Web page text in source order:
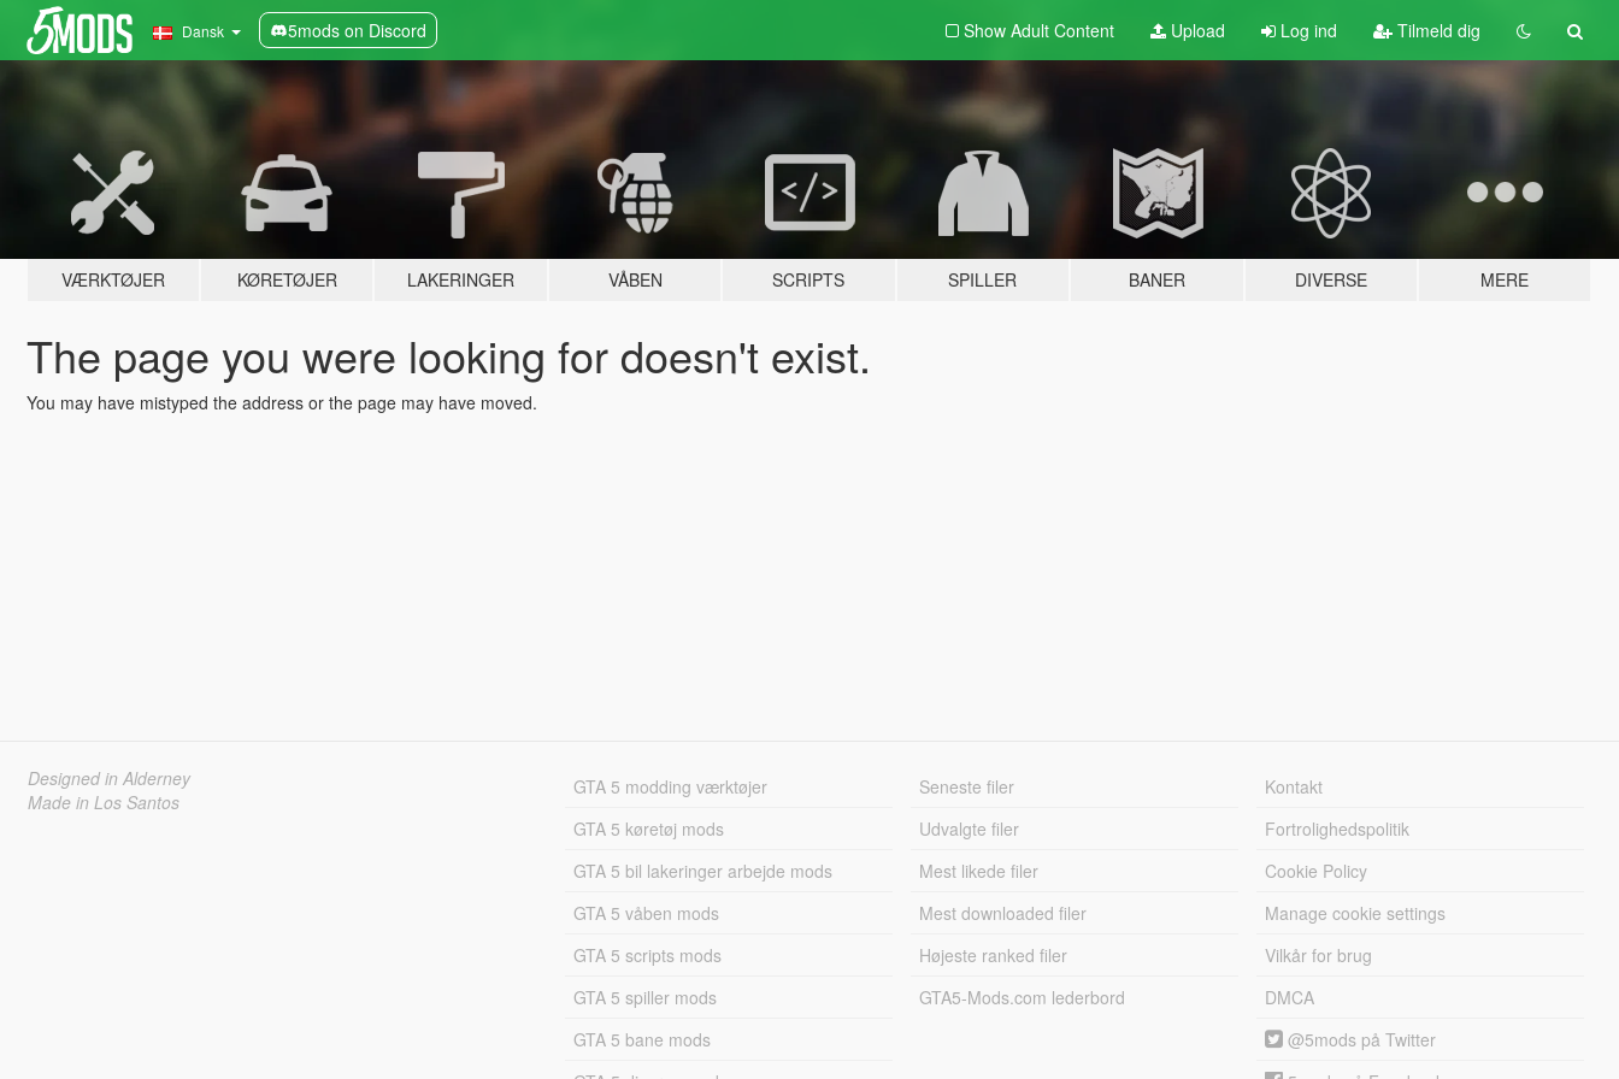
Dansk 5mods on Discord Show Adult Content Upload Log ind Tilmeld dig
VÆRKTØJER KØRETØJER LAKERINGER VÅBEN SCRIPTS SPILLER BANER DIVERSE MERE
The page you were looking for doesn't exist.
You may have mistyped the address or the page may have moved.
Designed in Alderney
Made in Los Santos
GTA 5 modding værktøjer
GTA 5 køretøj mods
GTA 5 bil lakeringer arbejde mods
GTA 5 våben mods
GTA 5 scripts mods
GTA 5 spiller mods
GTA 5 bane mods
Seneste filer
Udvalgte filer
Mest likede filer
Mest downloaded filer
Højeste ranked filer
GTA5-Mods.com lederbord
Kontakt
Fortrolighedspolitik
Cookie Policy
Manage cookie settings
Vilkår for brug
DMCA
@5mods på Twitter